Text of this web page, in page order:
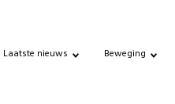
Laatste nieuws Beweging